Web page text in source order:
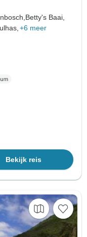
Betty's Baai,
+6 meer
Bekijk reis